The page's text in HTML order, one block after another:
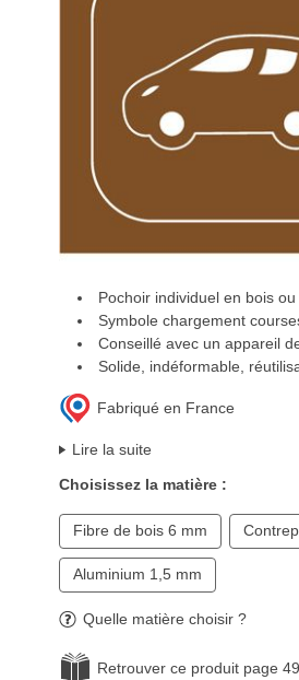
Pochoir individuel en bois
Symbole chargement
Conseillé avec un appareil
Solide, indéformable,
Fabriqué en France
Lire la suite
Choisissez la matière :
Fibre de bois 6 mm
Aluminium 1,5 mm
Quelle matière choisir ?
Retrouver ce produit page